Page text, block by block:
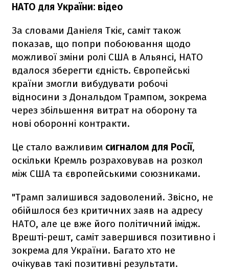
НАТО для України: відео
За словами Даніеля Ткіє, саміт також
показав, що попри побоювання щодо
можливої зміни ролі США в Альянсі, НАТО
вдалося зберегти єдність. Європейські
країни змогли вибудувати робочі
відносини з Дональдом Трампом, зокрема
через збільшення витрат на оборону та
нові оборонні контракти.
Це стало важливим сигналом для Росії,
оскільки Кремль розраховував на розкол
між США та європейськими союзниками.
"Трамп залишився задоволений. Звісно, не
обійшлося без критичних заяв на адресу
НАТО, але це вже його політичний імідж.
Врешті-решт, саміт завершився позитивно і
зокрема для України. Багато хто не
очікував такі позитивні результати.